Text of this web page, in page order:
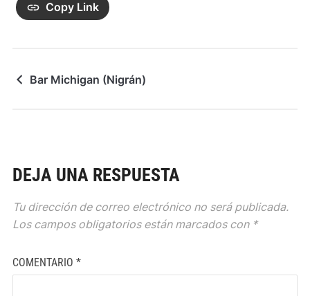
Copy Link
Bar Michigan (Nigrán)
DEJA UNA RESPUESTA
Tu dirección de correo electrónico no será publicada.
Los campos obligatorios están marcados con *
COMENTARIO *